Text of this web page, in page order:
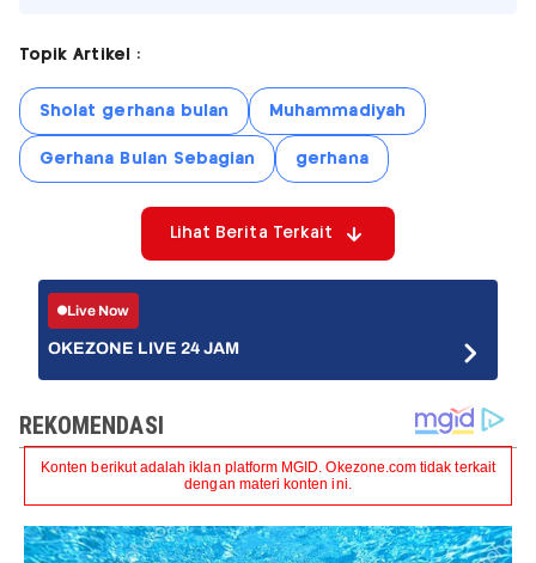
Topik Artikel :
Sholat gerhana bulan Muhammadiyah
Gerhana Bulan Sebagian gerhana
Lihat Berita Terkait
Live Now
OKEZONE LIVE 24 JAM